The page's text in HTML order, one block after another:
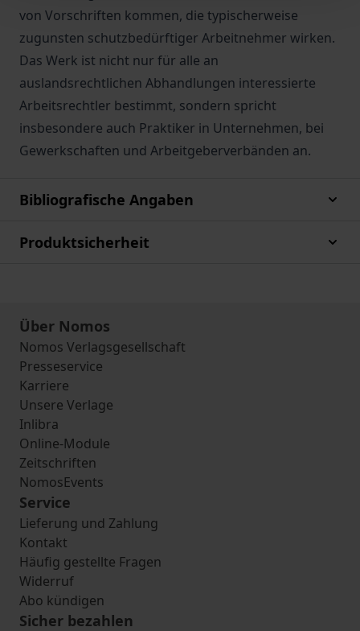
von Vorschriften kommen, die typischerweise
zugunsten schutzbedürftiger Arbeitnehmer wirken.
Das Werk ist nicht nur für alle an
auslandsrechtlichen Abhandlungen interessierte
Arbeitsrechtler bestimmt, sondern spricht
insbesondere auch Praktiker in Unternehmen, bei
Gewerkschaften und Arbeitgeberverbänden an.
Bibliografische Angaben
Produktsicherheit
Über Nomos
Nomos Verlagsgesellschaft
Presseservice
Karriere
Unsere Verlage
Inlibra
Online-Module
Zeitschriften
NomosEvents
Service
Lieferung und Zahlung
Kontakt
Häufig gestellte Fragen
Widerruf
Abo kündigen
Sicher bezahlen